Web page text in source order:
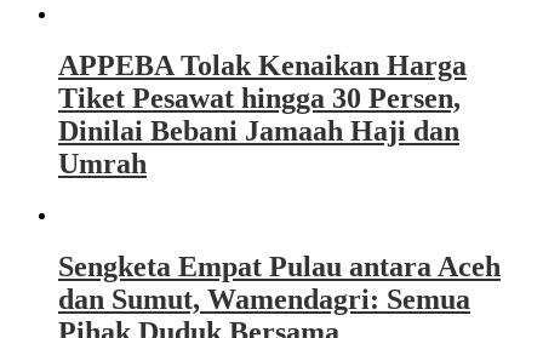
APPEBA Tolak Kenaikan Harga
Tiket Pesawat hingga 30 Persen,
Dinilai Bebani Jamaah Haji dan
Umrah
Sengketa Empat Pulau antara Aceh
dan Sumut, Wamendagri: Semua